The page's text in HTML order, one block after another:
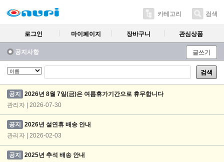
카테고리 검색
로그인 마이페이지 장바구니 관심상품
공지사항 글쓰기
검색
공지
2026년 8월 7일(금)은 여름휴가기간으로 휴무합니다
관리자 | 2026-07-30
공지
2026년 설연휴 배송 안내
관리자 | 2026-02-03
공지
2025년 추석 배송 안내